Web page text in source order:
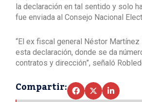
la declaración en tal sentido y solo
fue enviada al Consejo Nacional
“El ex fiscal general Néstor Martínez
esta declaración, donde se da
contratos y dirección”, señaló
Compartir: